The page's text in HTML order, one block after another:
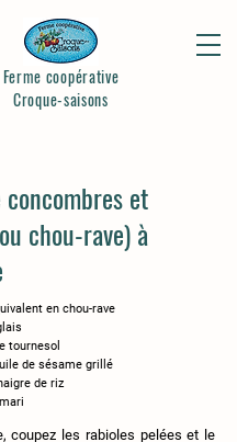
Ferme coopérative
Croque-saisons
concombres et
chou-rave) à
en chou-rave
tournesol
de sésame grillé
de riz
coupez les rabioles pelées et le